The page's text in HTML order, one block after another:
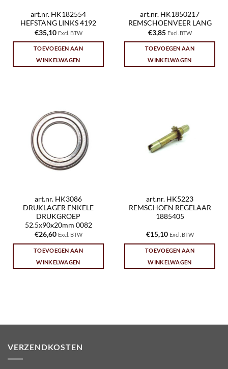
art.nr. HK182554
HEFSTANG LINKS 4192
€35,10 Excl. BTW
TOEVOEGEN AAN
WINKELWAGEN
art.nr. HK1850217
REMSCHOENVEER LANG
€3,85 Excl. BTW
TOEVOEGEN AAN
WINKELWAGEN
art.nr. HK3086
DRUKLAGER ENKELE
DRUKGROEP
52.5x90x20mm 0082
€26,60 Excl. BTW
TOEVOEGEN AAN
WINKELWAGEN
art.nr. HK5223
REMSCHOEN REGELAAR
1885405
€15,10 Excl. BTW
TOEVOEGEN AAN
WINKELWAGEN
VERZENDKOSTEN